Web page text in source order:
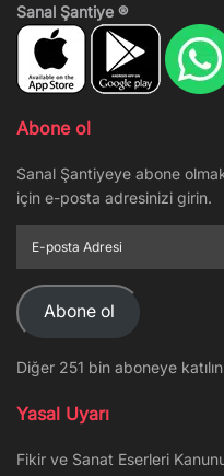
Sanal Şantiye ®
Abone ol
Sanal Şantiyeye abone
için e-posta adresinizi girin.
posta
Adresi
Abone ol
Diğer 251 bin aboneye katılın
Yasal Uyarı
Fikir ve Sanat Eserleri